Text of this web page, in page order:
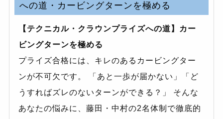
への道・カービングターンを極める
【テクニカル・クラウンプライズへの道】カー
ビングターンを極める
プライズ合格には、キレのあるカービングター
ンが不可欠です。 「あと一歩が届かない」「ど
うすればズレのないターンができる？」 そんな
あなたの悩みに、藤田・中村の2名体制で徹底的